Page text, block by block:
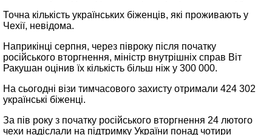
Точна кількість українських біженців, які проживають у
Чехії, невідома.
Наприкінці серпня, через півроку після початку
російського вторгнення, міністр внутрішніх справ Віт
Ракушан оцінив їх кількість більш ніж у 300 000.
На сьогодні візи тимчасового захисту отримали 424 302
українські біженці.
За пів року з початку російського вторгнення 24 лютого
чехи надіслали на підтримку України понад чотири